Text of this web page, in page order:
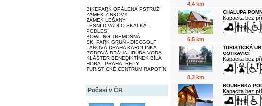
BIKEPARK OPÁLENÁ PSTRUŽÍ
ZÁMEK ŽINKOVY
ZÁMEK LEŠANY
LESNÍ DIVADLO SKALKA -
PODLESÍ
BOWLING TŘEMOŠNÁ
SKI PARK GRUŇ - DISCGOLF
LANOVÁ DRÁHA KAROLINKA
BOBOVÁ DRÁHA HRUBÁ VODA
KLÁŠTER BENEDIKTÍNEK BÍLÁ
HORA - PRAHA, ŘEPY
TURISTICKÉ CENTRUM RAPOTÍN
Počasí v ČR
4,4 km
6,5 km
CHALUPA
Kapacita bez
8,3 km
TURISTICKÁ
OSTRAVICÍ
Kapacita bez
ROUBENKA
Kapacita bez